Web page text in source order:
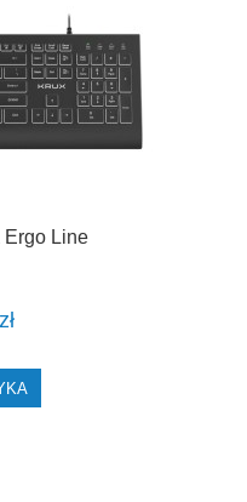
Ergo Line